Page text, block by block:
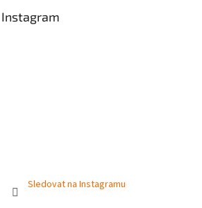
Instagram
Sledovat na Instagramu